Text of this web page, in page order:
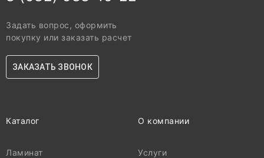
Задать вопрос, оформить
покупку или заказать расчет
ЗАКАЗАТЬ ЗВОНОК
Каталог
Ламинат
О компании
Услуги